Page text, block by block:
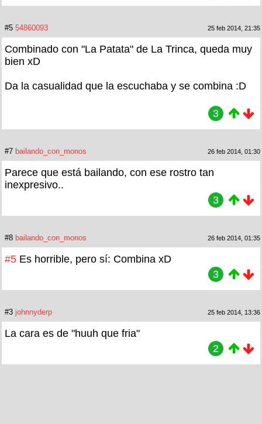
#5 54860093 25 feb 2014, 21:35
Combinado con "La Patata" de La Trinca, queda muy
bien xD
Da la casualidad que la escuchaba y se combina :D
3
#7 bailando_con_monos 26 feb 2014, 01:30
Parece que está bailando, con ese rostro tan
inexpresivo..
3
#8 bailando_con_monos 26 feb 2014, 01:35
#5 Es horrible, pero sí: Combina xD
3
#3 johnnyderp 25 feb 2014, 13:36
La cara es de "huuh que fria"
2